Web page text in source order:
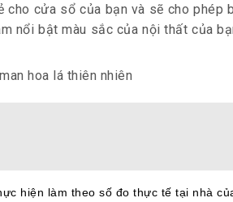
cửa sổ của bạn và sẽ cho
nổi bật màu sắc của nội thất của
hiện làm theo số đo thực tế tại nhà